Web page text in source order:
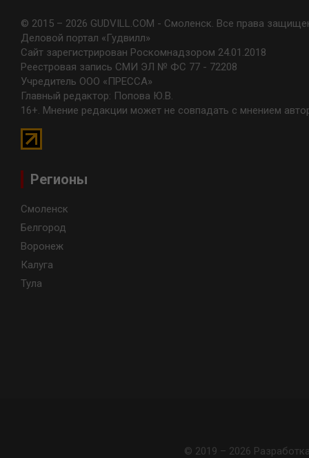
© 2015 – 2026 GUDVILL.COM - Смоленск. Все права
Деловой портал «Гудвилл»
Сайт зарегистрирован Роскомнадзором 24.01.2018
Реестровая запись СМИ ЭЛ № ФС 77 - 72208
Учредитель ООО «ПРЕССА»
Главный редактор: Попова Ю.В.
16+. Мнение редакции может не совпадать с мнением
Регионы
Смоленск
Белгород
Воронеж
Калуга
Тула
© 2019 – 2026